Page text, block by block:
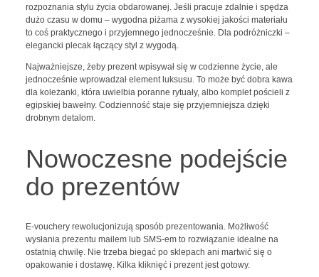
rozpoznania stylu życia obdarowanej. Jeśli pracuje zdalnie i spędza
dużo czasu w domu – wygodna piżama z wysokiej jakości materiału
to coś praktycznego i przyjemnego jednocześnie. Dla podróżniczki –
elegancki plecak łączący styl z wygodą.
Najważniejsze, żeby prezent wpisywał się w codzienne życie, ale
jednocześnie wprowadzał element luksusu. To może być dobra kawa
dla koleżanki, która uwielbia poranne rytuały, albo komplet pościeli z
egipskiej bawełny. Codzienność staje się przyjemniejsza dzięki
drobnym detalom.
Nowoczesne podejście
do prezentów
E-vouchery rewolucjonizują sposób prezentowania. Możliwość
wysłania prezentu mailem lub SMS-em to rozwiązanie idealne na
ostatnią chwilę. Nie trzeba biegać po sklepach ani martwić się o
opakowanie i dostawę. Kilka kliknięć i prezent jest gotowy.